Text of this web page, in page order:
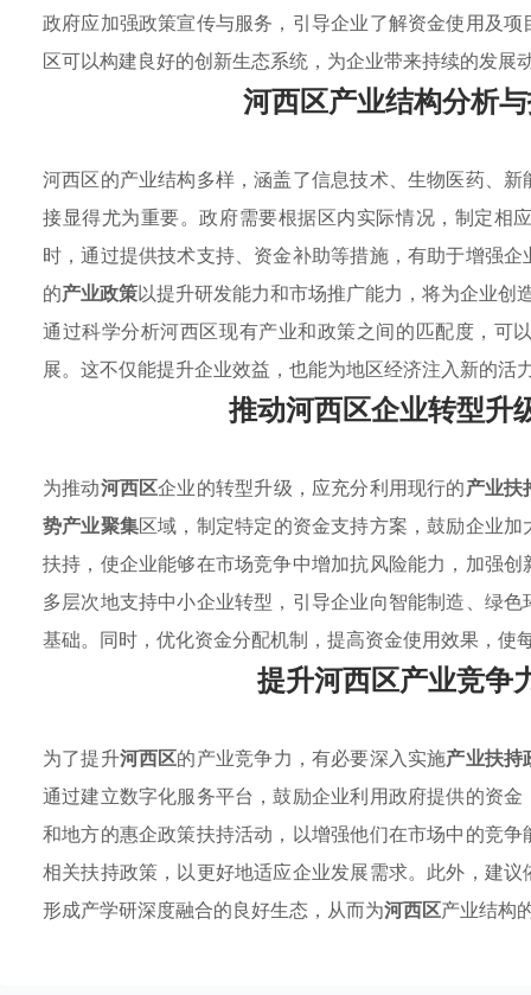
政府应加强政策宣传与服务，引导企业了解资金使用及
区可以构建良好的创新生态系统，为企业带来持续的发展
河西区产业结构分析
河西区的产业结构多样，涵盖了信息技术、生物医药、
接显得尤为重要。政府需要根据区内实际情况，制定相
时，通过提供技术支持、资金补助等措施，有助于增强
的产业政策以提升研发能力和市场推广能力，将为企业创
通过科学分析河西区现有产业和政策之间的匹配度，可
展。这不仅能提升企业效益，也能为地区经济注入新的活
推动河西区企业转型升
为推动河西区企业的转型升级，应充分利用现行的产业扶
势产业聚集区域，制定特定的资金支持方案，鼓励企业
扶持，使企业能够在市场竞争中增加抗风险能力，加强
多层次地支持中小企业转型，引导企业向智能制造、绿
基础。同时，优化资金分配机制，提高资金使用效果，使
提升河西区产业竞争
为了提升河西区的产业竞争力，有必要深入实施产业扶持
通过建立数字化服务平台，鼓励企业利用政府提供的资
和地方的惠企政策扶持活动，以增强他们在市场中的竞
相关扶持政策，以更好地适应企业发展需求。此外，建
形成产学研深度融合的良好生态，从而为河西区产业结构